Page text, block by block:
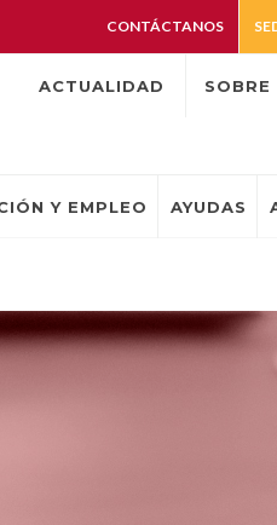
CONTÁCTANOS
ACTUALIDAD SOBRE
Y EMPLEO AYUDAS